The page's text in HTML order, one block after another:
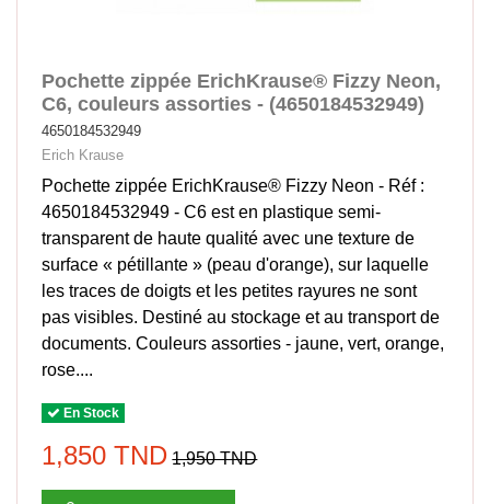
Pochette zippée ErichKrause® Fizzy Neon,
C6, couleurs assorties - (4650184532949)
4650184532949
Erich Krause
Pochette zippée ErichKrause® Fizzy Neon - Réf :
4650184532949 - C6 est en plastique semi-
transparent de haute qualité avec une texture de
surface « pétillante » (peau d'orange), sur laquelle
les traces de doigts et les petites rayures ne sont
pas visibles. Destiné au stockage et au transport de
documents. Couleurs assorties - jaune, vert, orange,
rose....
En Stock
1,850 TND 1,950 TND